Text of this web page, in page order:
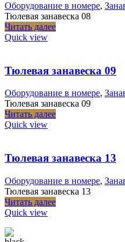
Оборудование в номере,
Тюлевая занавеска 08
Читать далее
Quick view
Тюлевая занавеска 09
Оборудование в номере,
Тюлевая занавеска 09
Читать далее
Quick view
Тюлевая занавеска 13
Оборудование в номере,
Тюлевая занавеска 13
Читать далее
Quick view